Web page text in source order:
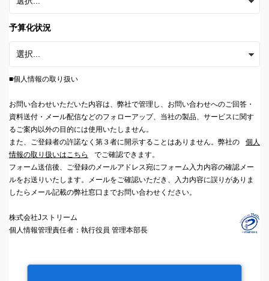
予算化状況
■個人情報の取り扱い
お問い合わせいただいた内容は、弊社で管理し、お問い合わせへのご回答・
資料送付・メール配信などのフォローアップ、当社の製品、サービスに関す
るご案内以外の目的には使用いたしません。
また、ご登録者の許諾なく第３者に開示することはありません。弊社の
個人
情報の取り扱いはこちら
でご確認できます。
フォーム送信後、ご登録のメールアドレス宛にフォーム入力内容の確認メー
ルをお送りいたします。メールをご確認いただき、入力内容に誤りがありま
したらメール記載の弊社窓口までお問い合わせください。
株式会社Jストリーム
個人情報管理責任者：執行役員 管理本部長